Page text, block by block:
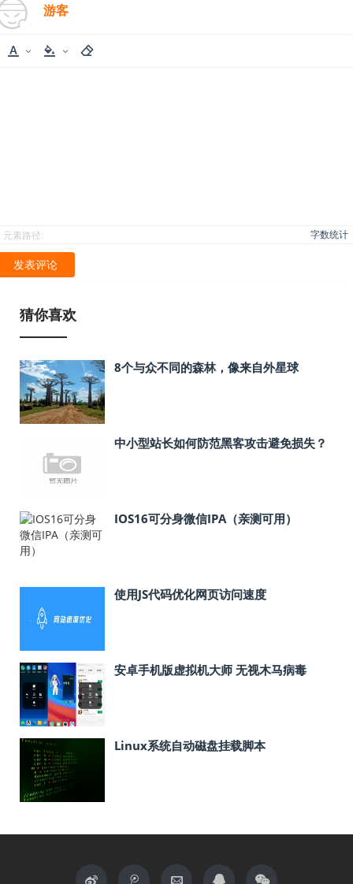
游客
元素路径: 字数统计
发表评论
猜你喜欢
8个与众不同的森林，像来自外星球
中小型站长如何防范黑客攻击避免损失？
IOS16可分身微信IPA（亲测可用）
使用JS代码优化网页访问速度
安卓手机版虚拟机大师 无视木马病毒
Linux系统自动磁盘挂载脚本